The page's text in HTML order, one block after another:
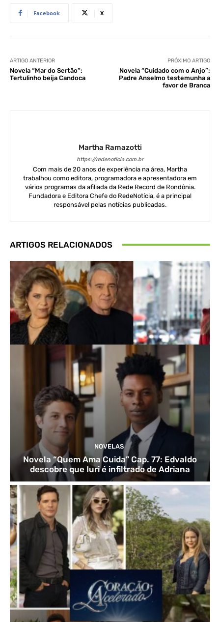
Facebook X
ARTIGO ANTERIOR
Novela “Mar do Sertão”:
Tertulinho beija Candoca
PRÓXIMO ARTIGO
Novela “Cuidado com o Anjo”:
Padre Anselmo testemunha a
favor de Branca
Martha Ramazotti
https://redenoticia.com.br
Com mais de 20 anos de experiência na área, Martha
trabalhou como editora, programadora e apresentadora em
vários programas da afiliada da Rede Record de Rondônia.
Fundadora e Editora Chefe do RedeNotícia, é a principal
responsável pelas notícias publicadas.
ARTIGOS RELACIONADOS
NOVELAS
Novela “Quem Ama Cuida” Cap. 77: Edvaldo
descobre que Iuri é infiltrado de Adriana